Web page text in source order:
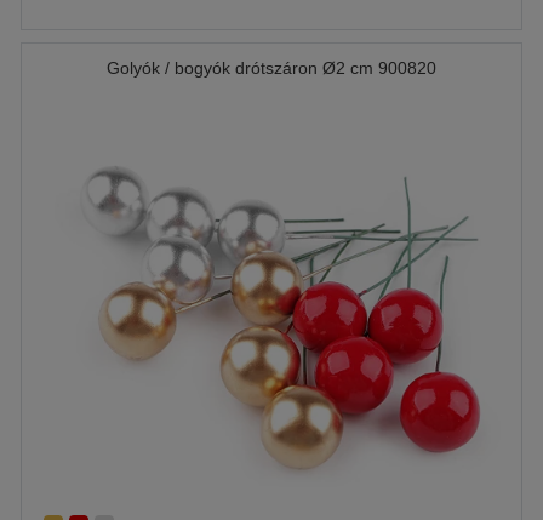
Golyók / bogyók drótszáron Ø2 cm 900820